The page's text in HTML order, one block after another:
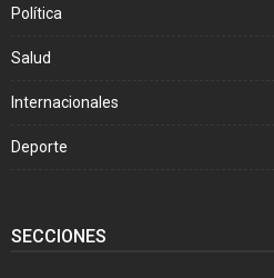
Política
Salud
Internacionales
Deporte
SECCIONES